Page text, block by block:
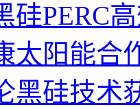
硅PERC
太阳能合
黑硅技术